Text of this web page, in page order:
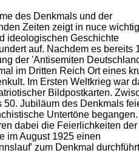
des Denkmals und der
Zeiten zeigt in nuce
ideologischen Geschichte
auf. Nachdem es bereits
der 'Antisemiten
im Dritten Reich Ort eines
Im Ersten Weltkrieg war
Bildpostkarten.
50. Jubiläum des Denkmals
Untertöne begangen.
dabei die Feierlichkeiten der
im August 1925 einen
zum Denkmal